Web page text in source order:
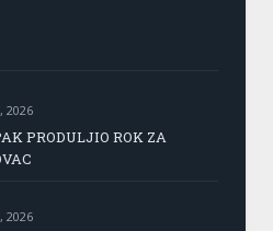
2026
PRODULJIO ROK ZA
2026